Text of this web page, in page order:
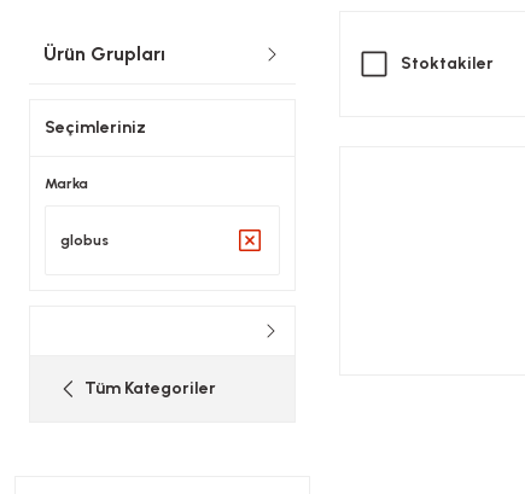
Ürün Grupları
Seçimleriniz
Marka
globus
Tüm Kategoriler
Stoktakiler